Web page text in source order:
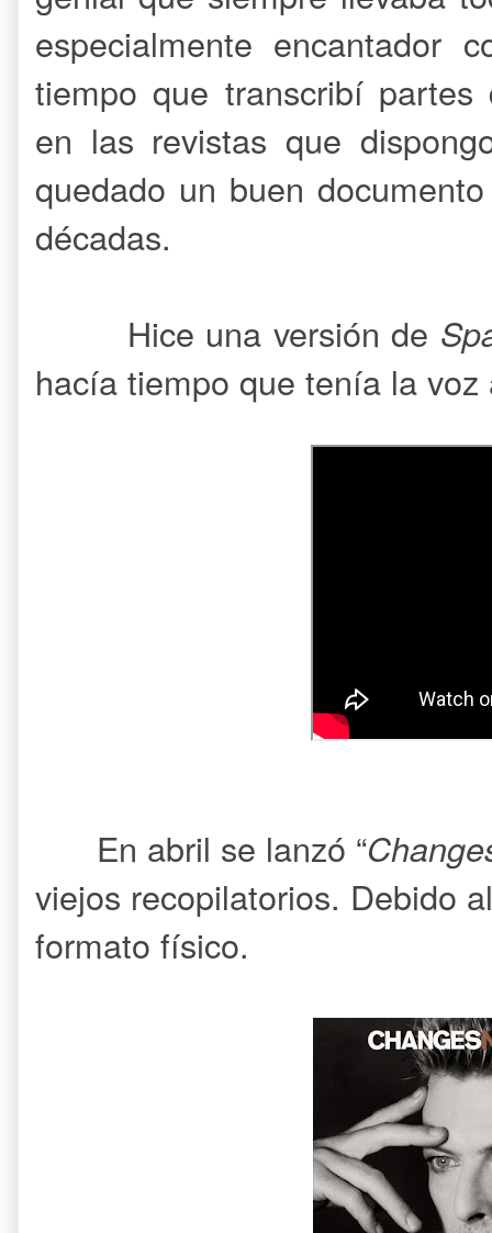
especialmente encantador
tiempo que transcribí
en las revistas que
quedado un buen
décadas.
Hice una versión de
hacía tiempo que tenía la
En abril se lanzó “
viejos recopilatorios. Debido
formato físico.